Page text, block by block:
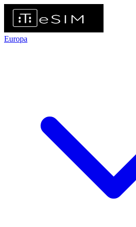
Europa